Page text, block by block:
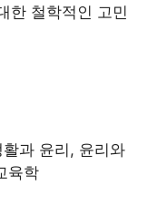
한 철학적인 고민
과 윤리, 윤리와
육학